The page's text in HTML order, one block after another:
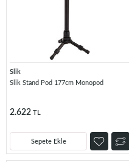
Slik
Slik Stand Pod 177cm Monopod
2.622 TL
Sepete Ekle